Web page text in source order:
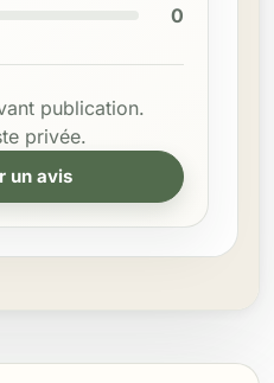
0
publication.
privée.
un avis